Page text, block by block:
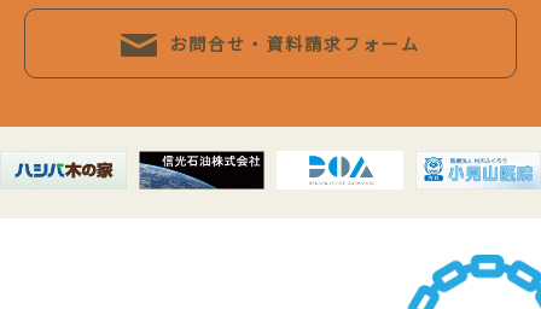
お問合せ・資料請求フォーム